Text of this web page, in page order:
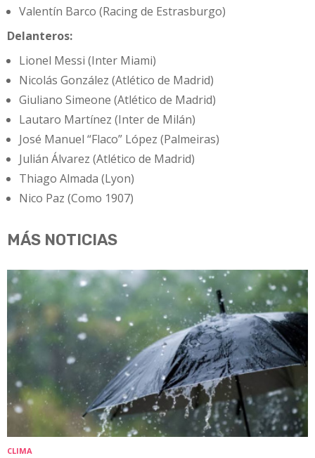
Valentín Barco (Racing de Estrasburgo)
Delanteros:
Lionel Messi (Inter Miami)
Nicolás González (Atlético de Madrid)
Giuliano Simeone (Atlético de Madrid)
Lautaro Martínez (Inter de Milán)
José Manuel “Flaco” López (Palmeiras)
Julián Álvarez (Atlético de Madrid)
Thiago Almada (Lyon)
Nico Paz (Como 1907)
MÁS NOTICIAS
CLIMA